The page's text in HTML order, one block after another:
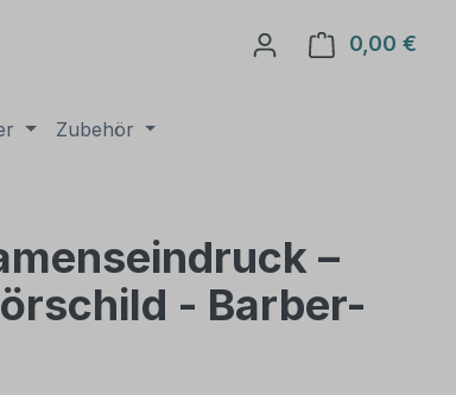
0,00 €
Zubehör
–
- Barber-